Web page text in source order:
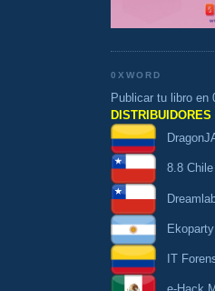
0XWORD
Publicar tu libro en
8.8 Chile
Ekoparty
IT